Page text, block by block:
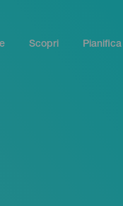
Scopri Pianifica